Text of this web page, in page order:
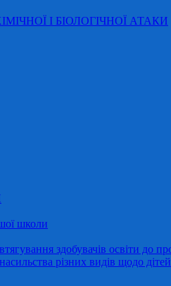
І БІОЛОГІЧНОЇ АТАКИ
школи
здобувачів освіти до
різних видів щодо дітей